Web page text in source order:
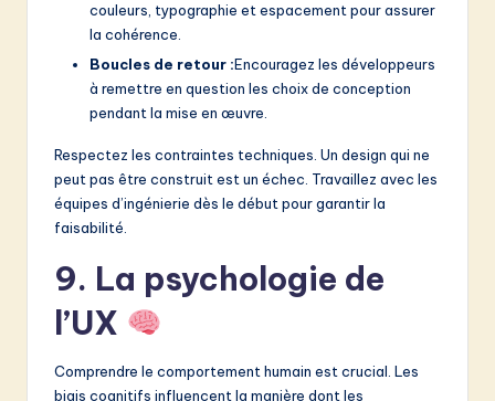
couleurs, typographie et espacement pour assurer
la cohérence.
Boucles de retour :Encouragez les développeurs
à remettre en question les choix de conception
pendant la mise en œuvre.
Respectez les contraintes techniques. Un design qui ne
peut pas être construit est un échec. Travaillez avec les
équipes d’ingénierie dès le début pour garantir la
faisabilité.
9. La psychologie de
l’UX
Comprendre le comportement humain est crucial. Les
biais cognitifs influencent la manière dont les